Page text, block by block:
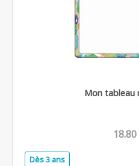
Mon tableau
18.80
Dès 3 ans